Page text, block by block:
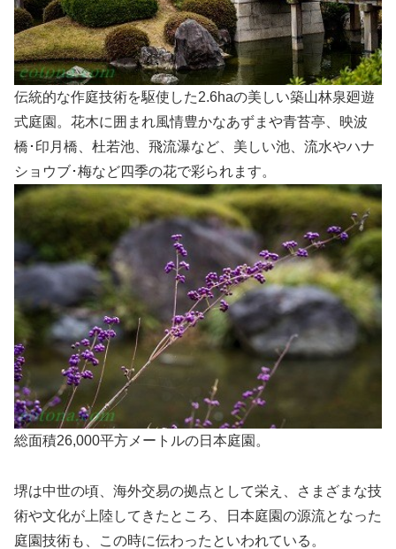
伝統的な作庭技術を駆使した2.6haの美しい築山林泉廻遊
式庭園。花木に囲まれ風情豊かなあずまや青苔亭、映波
橋･印月橋、杜若池、飛流瀑など、美しい池、流水やハナ
ショウブ･梅など四季の花で彩られます。
総面積26,000平方メートルの日本庭園。
堺は中世の頃、海外交易の拠点として栄え、さまざまな技
術や文化が上陸してきたところ、日本庭園の源流となった
庭園技術も、この時に伝わったといわれている。